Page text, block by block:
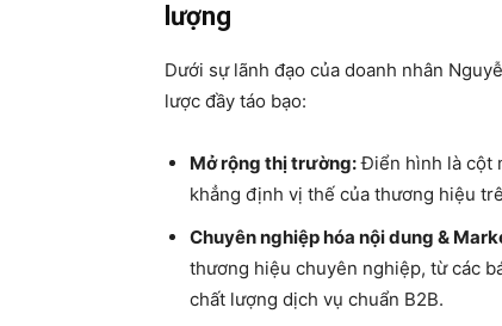
lượng
Dưới sự lãnh đạo của doanh nhân
lược đầy táo bạo:
Mở rộng thị trường:Điển hình là cột
khẳng định vị thế của thương hiệu
Chuyên nghiệp hóa nội dung &
thương hiệu chuyên nghiệp, từ các
chất lượng dịch vụ chuẩn B2B.